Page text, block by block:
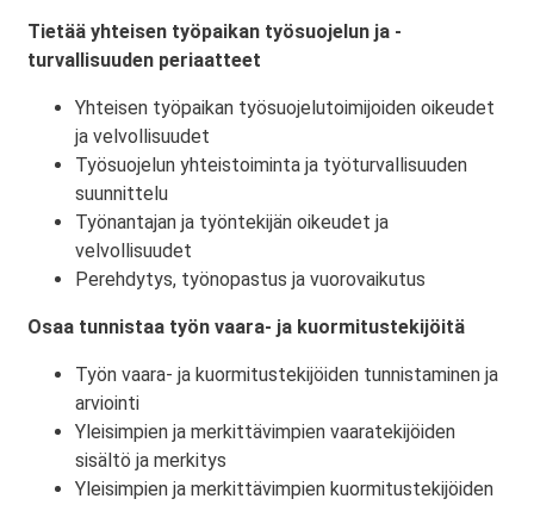
Tietää yhteisen työpaikan työsuojelun ja -
turvallisuuden periaatteet
Yhteisen työpaikan työsuojelutoimijoiden oikeudet
ja velvollisuudet
Työsuojelun yhteistoiminta ja työturvallisuuden
suunnittelu
Työnantajan ja työntekijän oikeudet ja
velvollisuudet
Perehdytys, työnopastus ja vuorovaikutus
Osaa tunnistaa työn vaara- ja kuormitustekijöitä
Työn vaara- ja kuormitustekijöiden tunnistaminen ja
arviointi
Yleisimpien ja merkittävimpien vaaratekijöiden
sisältö ja merkitys
Yleisimpien ja merkittävimpien kuormitustekijöiden